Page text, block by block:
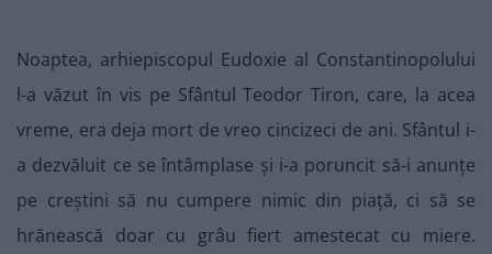
Noaptea, arhiepiscopul Eudoxie al Constantinopolului
l-a văzut în vis pe Sfântul Teodor Tiron, care, la acea
vreme, era deja mort de vreo cincizeci de ani. Sfântul i-
a dezvăluit ce se întâmplase și i-a poruncit să-i anunțe
pe creștini să nu cumpere nimic din piață, ci să se
hrănească doar cu grâu fiert amestecat cu miere.